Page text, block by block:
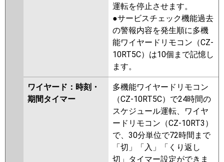
運転を停止させます。
●サービスチェック機能過去
の警報内容を発生順に多機
能ワイヤードリモコン（CZ-
10RT5C）は10個まで記憶し
ます。
ワイヤード：時刻・
期間タイマー
多機能ワイヤードリモコン
（CZ-10RT5C）で24時間の
スケジュール運転、ワイヤ
ードリモコン（CZ-10RT3）
で、30分単位で72時間まで
「切」「入」「くり返し
切」タイマー設定ができま